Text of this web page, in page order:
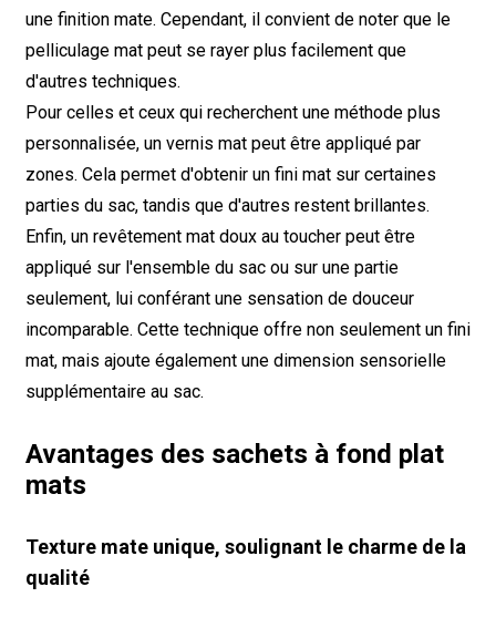
une finition mate. Cependant, il convient de noter que le
pelliculage mat peut se rayer plus facilement que
d'autres techniques.
Pour celles et ceux qui recherchent une méthode plus
personnalisée, un vernis mat peut être appliqué par
zones. Cela permet d'obtenir un fini mat sur certaines
parties du sac, tandis que d'autres restent brillantes.
Enfin, un revêtement mat doux au toucher peut être
appliqué sur l'ensemble du sac ou sur une partie
seulement, lui conférant une sensation de douceur
incomparable. Cette technique offre non seulement un fini
mat, mais ajoute également une dimension sensorielle
supplémentaire au sac.
Avantages des sachets à fond plat
mats
Texture mate unique, soulignant le charme de la
qualité